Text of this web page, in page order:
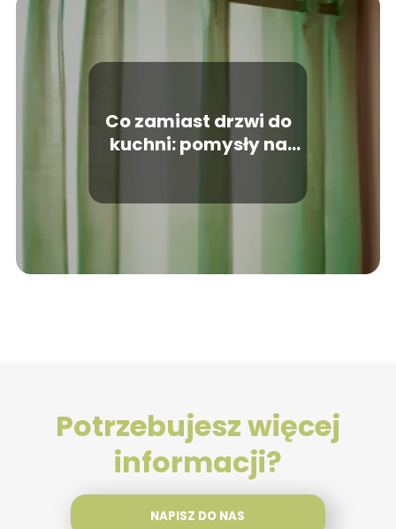
Co zamiast drzwi do
kuchni: pomysły na
Potrzebujesz więcej
informacji?
NAPISZ DO NAS